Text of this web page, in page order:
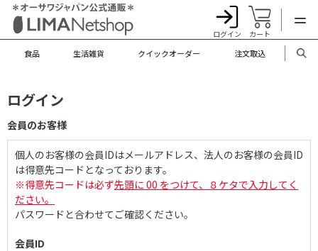
ログイン カート
食品 生活雑貨 クイックオーダー 注文取込
ログイン
会員のお客様
個人のお客様の会員IDはメールアドレス、法人のお客様の会員ID
は得意先コードとなっております。
※得意先コードは必ず先頭に 00 をつけて、８ケタで入力してく
ださい。
パスワードと合わせてご確認ください。
会員ID